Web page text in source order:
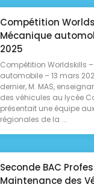
Compétition
Mécanique
2025
Compétition Worldskills
automobile – 13 mars
dernier, M. MAS,
des véhicules au lycée
présentait une équipe
régionales de la ...
Seconde BAC
Maintenance des